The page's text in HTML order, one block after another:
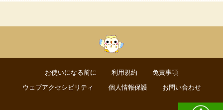
お使いになる前に 利用規約
免責事項
ウェブアクセシビリティ
個人情報保護 お問い合わせ